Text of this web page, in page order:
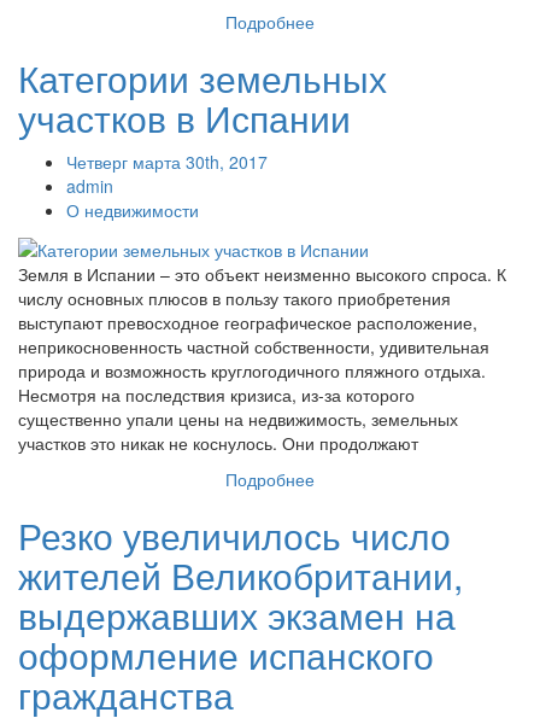
Подробнее
Категории земельных
участков в Испании
Четверг марта 30th, 2017
admin
О недвижимости
Земля в Испании – это объект неизменно высокого спроса. К
числу основных плюсов в пользу такого приобретения
выступают превосходное географическое расположение,
неприкосновенность частной собственности, удивительная
природа и возможность круглогодичного пляжного отдыха.
Несмотря на последствия кризиса, из-за которого
существенно упали цены на недвижимость, земельных
участков это никак не коснулось. Они продолжают
Подробнее
Резко увеличилось число
жителей Великобритании,
выдержавших экзамен на
оформление испанского
гражданства